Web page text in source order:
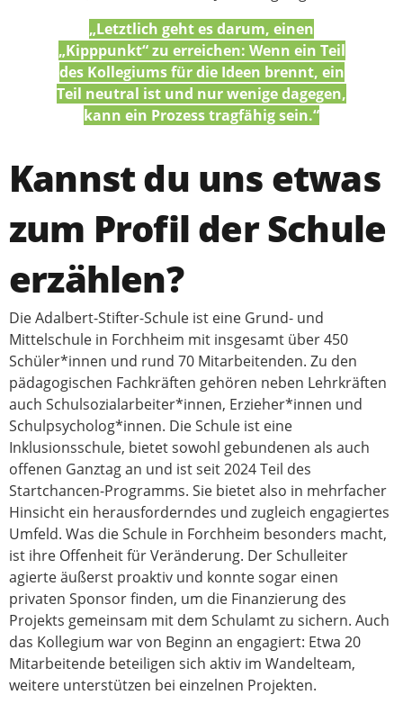
„Letztlich geht es darum, einen
„Kipppunkt“ zu erreichen: Wenn ein Teil
des Kollegiums für die Ideen brennt, ein
Teil neutral ist und nur wenige dagegen,
kann ein Prozess tragfähig sein.“
Kannst du uns etwas
zum Profil der Schule
erzählen?
Die Adalbert-Stifter-Schule ist eine Grund- und
Mittelschule in Forchheim mit insgesamt über 450
Schüler*innen und rund 70 Mitarbeitenden. Zu den
pädagogischen Fachkräften gehören neben Lehrkräften
auch Schulsozialarbeiter*innen, Erzieher*innen und
Schulpsycholog*innen. Die Schule ist eine
Inklusionsschule, bietet sowohl gebundenen als auch
offenen Ganztag an und ist seit 2024 Teil des
Startchancen-Programms. Sie bietet also in mehrfacher
Hinsicht ein herausforderndes und zugleich engagiertes
Umfeld. Was die Schule in Forchheim besonders macht,
ist ihre Offenheit für Veränderung. Der Schulleiter
agierte äußerst proaktiv und konnte sogar einen
privaten Sponsor finden, um die Finanzierung des
Projekts gemeinsam mit dem Schulamt zu sichern. Auch
das Kollegium war von Beginn an engagiert: Etwa 20
Mitarbeitende beteiligen sich aktiv im Wandelteam,
weitere unterstützen bei einzelnen Projekten.